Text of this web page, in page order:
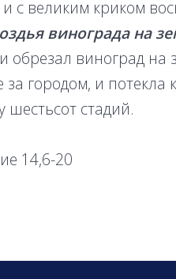
великим криком
винограда на
виноград на
городом, и потекла
шестьсот стадий.
14,6-20